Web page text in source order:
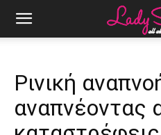
Ρινική
αναπνέοντας